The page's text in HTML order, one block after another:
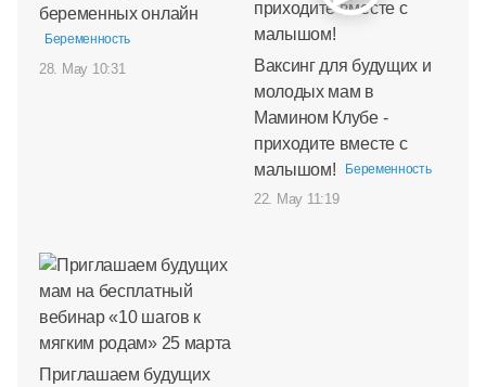
беременных онлайн
Беременность
28. May 10:31
Ваксинг для будущих и
молодых мам в
Мамином Клубе -
приходите вместе с
малышом!
Беременность
22. May 11:19
Приглашаем будущих